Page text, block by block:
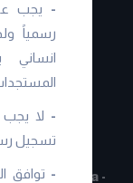
- يجب
رسمياً
انساني
- لا
تسجيل
- توافق
Jalan
Malaysia -